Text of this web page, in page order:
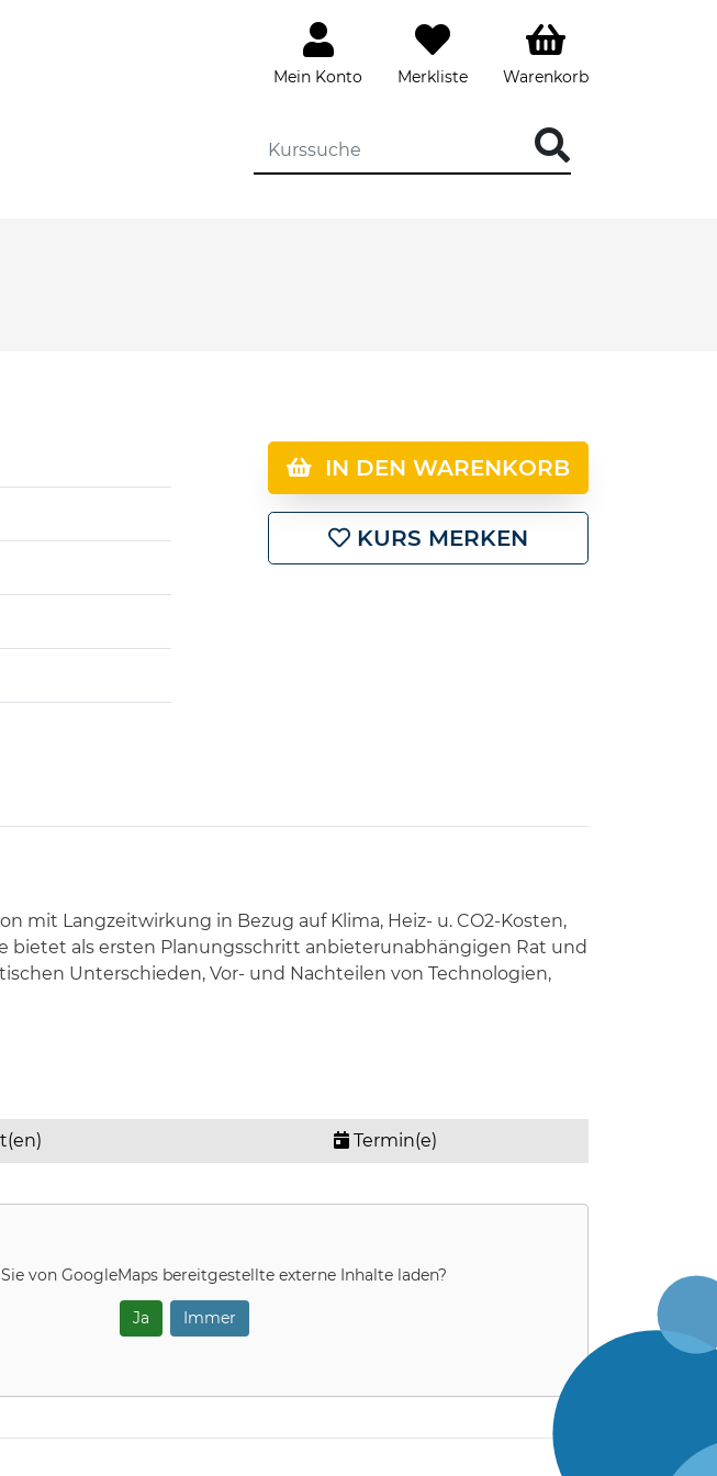
Mein Konto Merkliste Warenkorb
IN DEN WARENKORB
KURS MERKEN
mit Langzeitwirkung in Bezug auf Klima, Heiz- u. CO2-Kosten,
als ersten Planungsschritt anbieterunabhängigen Rat und
Unterschieden, Vor- und Nachteilen von Technologien,
Termin(e)
von GoogleMaps bereitgestellte externe Inhalte laden?
Ja Immer